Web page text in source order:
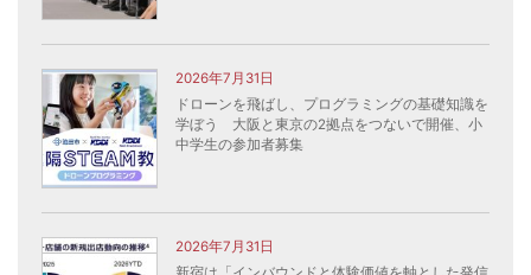
2026年7月31日
ドローンを飛ばし、プログラミングの基礎知識を
学ぼう 大阪と東京の2拠点をつないで開催、小
中学生の参加者募集
2026年7月31日